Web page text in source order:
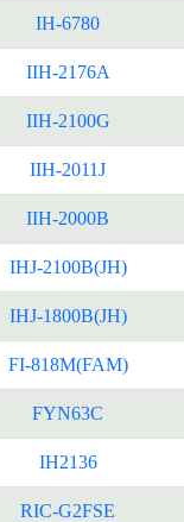
IH-6780
IIH-2176A
IIH-2100G
IIH-2011J
IIH-2000B
IHJ-2100B(JH)
IHJ-1800B(JH)
FI-818M(FAM)
FYN63C
IH2136
RIC-G2FSE